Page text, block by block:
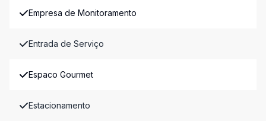
Empresa de Monitoramento
Entrada de Serviço
Espaco Gourmet
Estacionamento